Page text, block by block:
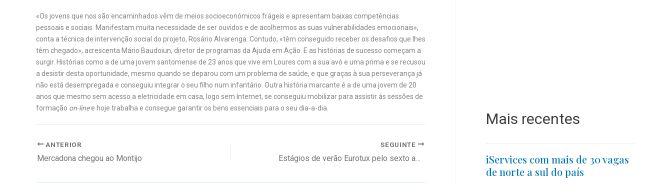
«Os jovens que nos são encaminhados vêm de meios socioeconómicos frágeis e apresentam baixas competências
pessoais e sociais. Manifestam muita necessidade de ser ouvidos e de acolhermos as suas vulnerabilidades emocionais»,
conta a técnica de intervenção social do projeto, Rosário Alvarenga. Contudo, «têm conseguido receber os desafios que lhes
têm chegado», acrescenta Mário Baudoiun, diretor de programas da Ajuda em Ação. E as histórias de sucesso começam a
surgir. Histórias como a de uma jovem santomense de 23 anos que vive em Loures com a sua avó e uma prima e se recusou
a desistir desta oportunidade, mesmo quando se deparou com um problema de saúde, e que graças à sua perseverança já
não está desempregada e conseguiu integrar o seu filho num infantário. Outra história marcante é a de uma jovem de 20
anos que mesmo sem acesso a eletricidade em casa, logo sem Internet, se conseguiu mobilizar para assistir às sessões de
formação on-linee hoje trabalha e consegue garantir os bens essenciais para o seu dia-a-dia.
ANTERIOR
Mercadona chegou ao Montijo
SEGUINTE
Estágios de verão Eurotux pelo sexto ano consecutivo
Mais recentes
iServices com mais de 30 vagas
de norte a sul do país